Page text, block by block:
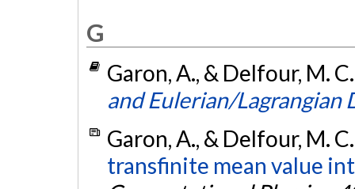
G
Garon, A., & Delfour, M.
and Eulerian/Lagrangian
Garon, A., & Delfour, M.
transfinite mean value